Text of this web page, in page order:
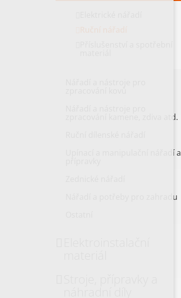
zpracování kamene, zdiva atd.
Upínací a manipulační nářadí a
Nářadí a potřeby pro zahradu